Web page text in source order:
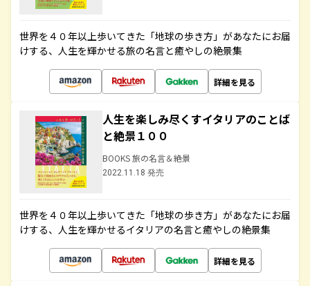
世界を４０年以上歩いてきた「地球の歩き方」があなたにお届
けする、人生を輝かせる旅の名言と癒やしの絶景集
詳細を見る
人生を楽しみ尽くすイタリアのことば
と絶景１００
BOOKS 旅の名言＆絶景
2022.11.18 発売
世界を４０年以上歩いてきた「地球の歩き方」があなたにお届
けする、人生を輝かせるイタリアの名言と癒やしの絶景集
詳細を見る